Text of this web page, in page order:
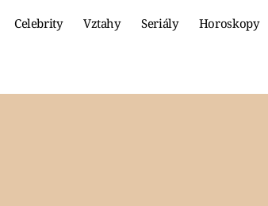
Celebrity Vztahy Seriály Horoskopy